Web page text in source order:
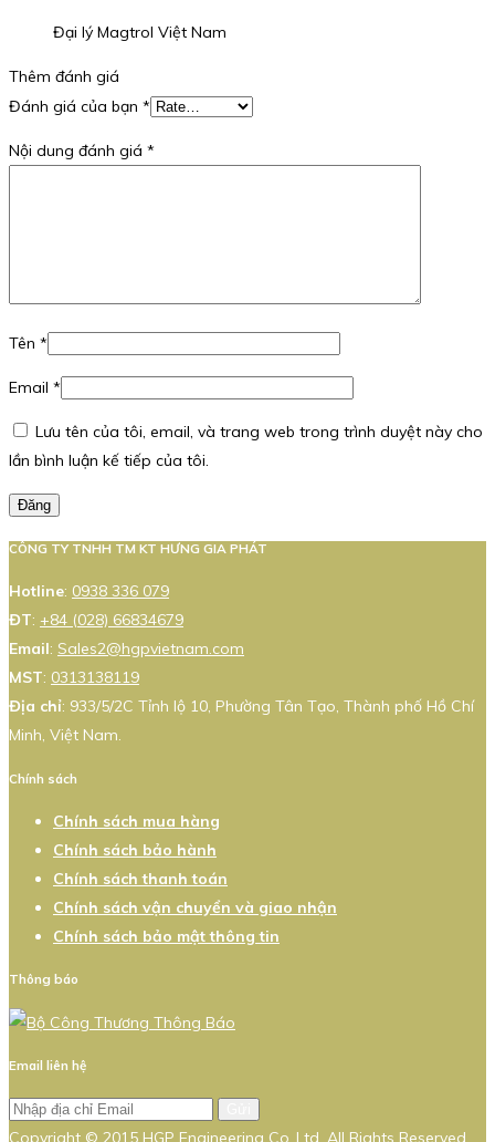
Đại lý Magtrol Việt Nam
Thêm đánh giá
Đánh giá của bạn *
Nội dung đánh giá *
Tên *
Email *
Lưu tên của tôi, email, và trang web trong trình duyệt này cho
lần bình luận kế tiếp của tôi.
Đăng
CÔNG TY TNHH TM KT HƯNG GIA PHÁT
Hotline: 0938 336 079
ĐT: +84 (028) 66834679
Email: Sales2@hgpvietnam.com
MST: 0313138119
Địa chỉ: 933/5/2C Tỉnh lộ 10, Phường Tân Tạo, Thành phố Hồ Chí
Minh, Việt Nam.
Chính sách
Chính sách mua hàng
Chính sách bảo hành
Chính sách thanh toán
Chính sách vận chuyển và giao nhận
Chính sách bảo mật thông tin
Thông báo
Email liên hệ
Copyright © 2015 HGP Engineering Co.,Ltd. All Rights Reserved